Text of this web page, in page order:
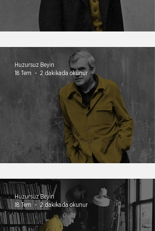
Huzursuz Beyin
18 Tem
2 dakikada okunur
Huzursuz Beyin
18 Tem
2 dakikada okunur